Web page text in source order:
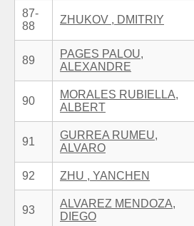
87-
88
ZHUKOV , DMITRIY
89
PAGES PALOU,
ALEXANDRE
90
MORALES RUBIELLA,
ALBERT
91
GURREA RUMEU,
ALVARO
92 ZHU , YANCHEN
93
ALVAREZ MENDOZA,
DIEGO